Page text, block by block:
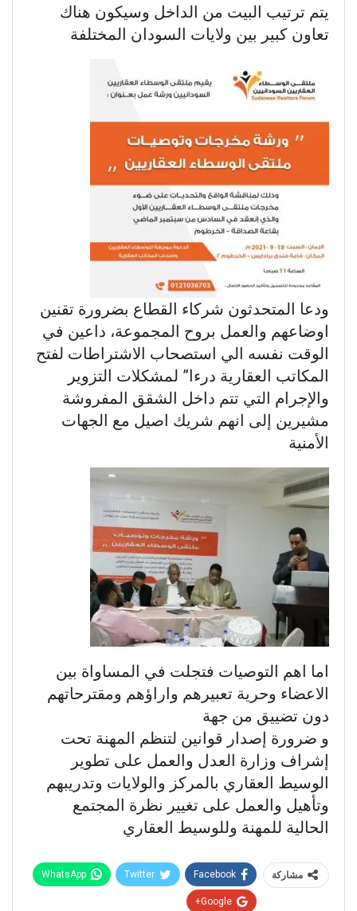
يتم ترتيب البيت من الداخل وسيكون هناك
تعاون كبير بين ولايات السودان المختلفة
ودعا المتحدثون شركاء القطاع بضرورة تقنين
اوضاعهم والعمل بروح المجموعة، داعين في
الوقت نفسه الي استصحاب الاشتراطات لفتح
المكاتب العقارية درءا” لمشكلات التزوير
والإجرام التي تتم داخل الشقق المفروشة
مشيرين إلى انهم شريك اصيل مع الجهات
الأمنية
اما اهم التوصيات فتجلت في المساواة بين
الاعضاء وحرية تعبيرهم واراؤهم ومقترحاتهم
دون تضييق من جهة
و ضرورة إصدار قوانين لتنظم المهنة تحت
إشراف وزارة العدل والعمل على تطوير
الوسيط العقاري بالمركز والولايات وتدريبهم
وتأهيل والعمل على تغيير نظرة المجتمع
الحالية للمهنة وللوسيط العقاري
مشاركة Facebook
Twitter
WhatsApp
Google+